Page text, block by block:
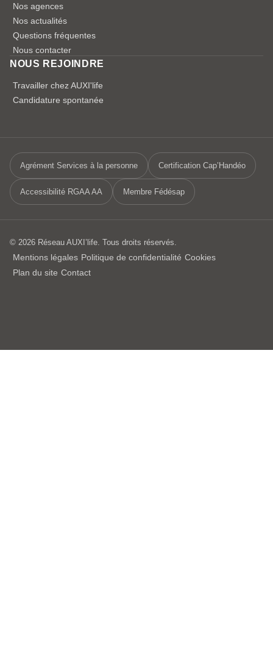
Nos agences
Nos actualités
Questions fréquentes
Nous contacter
NOUS REJOINDRE
Travailler chez AUXI'life
Candidature spontanée
Agrément Services à la personne Certification Cap’Handéo
Accessibilité RGAA AA Membre Fédésap
© 2026 Réseau AUXI’life. Tous droits réservés.
Mentions légales Politique de confidentialité Cookies
Plan du site Contact